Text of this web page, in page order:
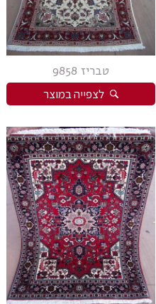
טבריז 9858
לצפייה במוצר